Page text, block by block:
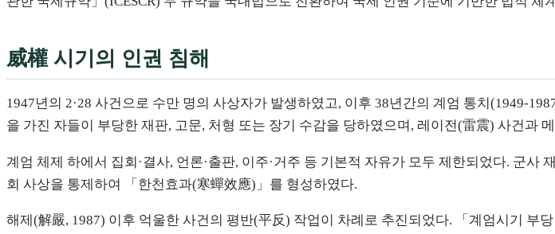
威權 시기의 인권 침해
1947년의 2·28 사건으로 수만 명의 사상자가 발생하였고, 이후 38년간의 계엄 통치(1949-
을 가진 자들이 부당한 재판, 고문, 처형 또는 장기 수감을 당하였으며, 레이전(雷震) 사건과
계엄 체제 하에서 집회·결사, 언론·출판, 이주·거주 등 기본적 자유가 모두 제한되었다. 군
회 사상을 통제하여 「한천효과(寒蟬效應)」를 형성하였다.
해제(解嚴, 1987) 이후 억울한 사건의 평반(平反) 작업이 차례로 추진되었다. 「계엄시기 부